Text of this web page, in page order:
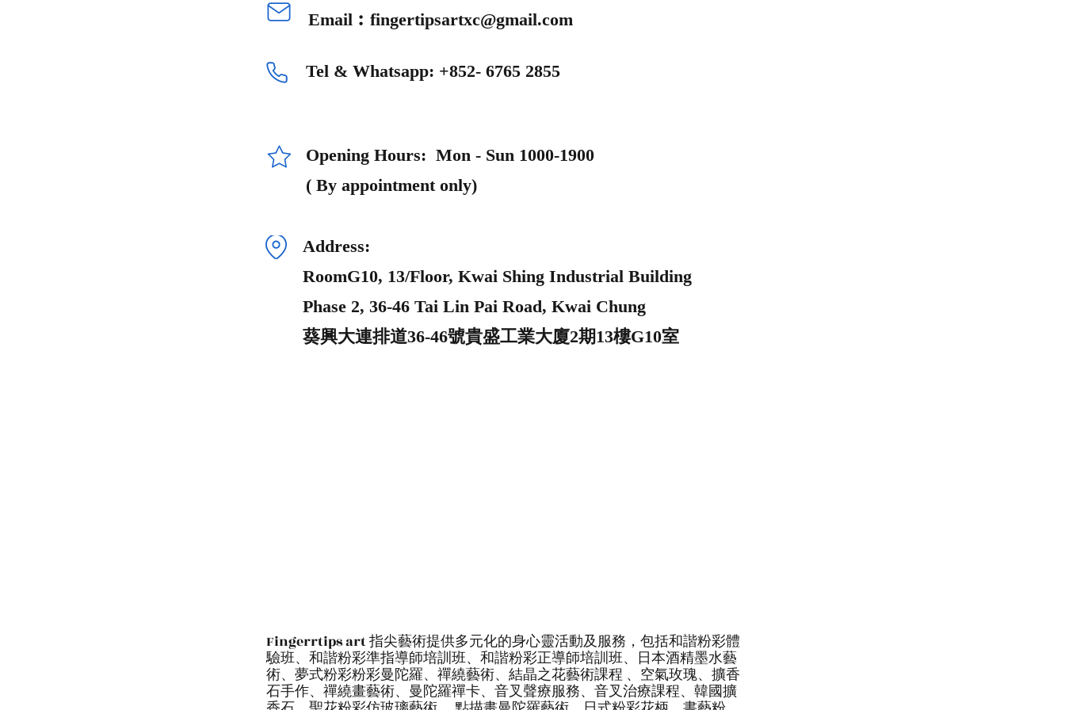
Email︰ fingertipsartxc@gmail.com
Tel & Whatsapp: +852- 6765 2855
Opening Hours: Mon - Sun 1000-1900
( By appointment only)
Address:
RoomG10, 13/Floor, Kwai Shing Industrial Building
Phase 2, 36-46 Tai Lin Pai Road, Kwai Chung
葵興大連排道36-46號貴盛工業大廈2期13樓G10室
Fingerrtips art 指尖藝術提供多元化的身心靈活動及服務，包括和諧粉彩體
驗班、和諧粉彩準指導師培訓班、和諧粉彩正導師培訓班、日本酒精墨水藝
術、夢式粉彩粉彩曼陀羅、禪繞藝術、結晶之花藝術課程 、空氣玫瑰、擴香
石手作、禪繞畫藝術、曼陀羅禪卡、音叉聲療服務、音叉治療課程、韓國擴